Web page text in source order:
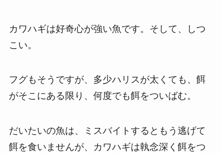
カワハギは好奇心が強い魚です。そして、しつ
こい。
フグもそうですが、多少ハリスが太くても、餌
がそこにある限り、何度でも餌をついばむ。
だいたいの魚は、ミスバイトするともう逃げて
餌を食いませんが、カワハギは執念深く餌をつ